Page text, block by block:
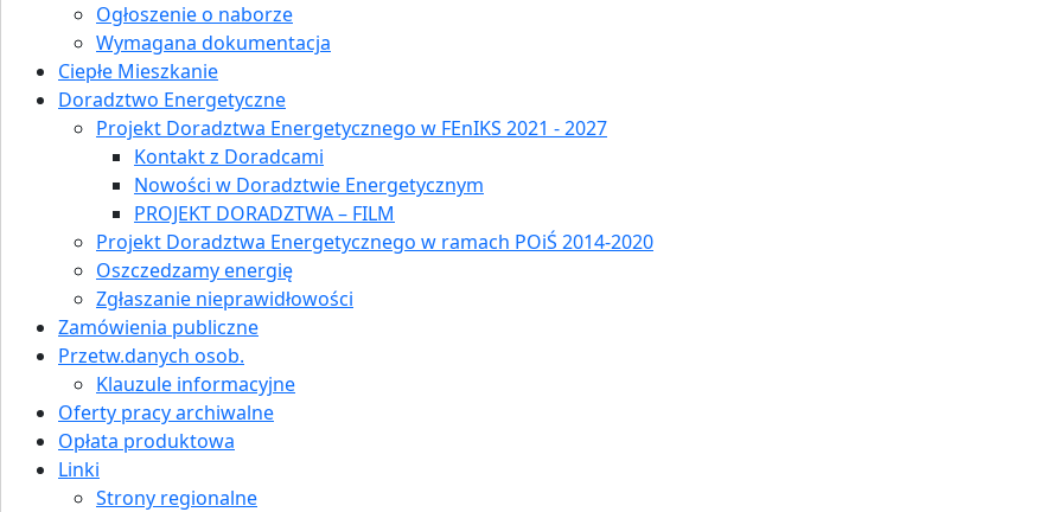
Ogłoszenie o naborze
Wymagana dokumentacja
Ciepłe Mieszkanie
Doradztwo Energetyczne
Projekt Doradztwa Energetycznego w FEnIKS 2021 - 2027
Kontakt z Doradcami
Nowości w Doradztwie Energetycznym
PROJEKT DORADZTWA – FILM
Projekt Doradztwa Energetycznego w ramach POiŚ 2014-2020
Oszczedzamy energię
Zgłaszanie nieprawidłowości
Zamówienia publiczne
Przetw.danych osob.
Klauzule informacyjne
Oferty pracy archiwalne
Opłata produktowa
Linki
Strony regionalne